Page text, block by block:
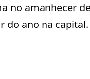
no amanhecer
do ano na